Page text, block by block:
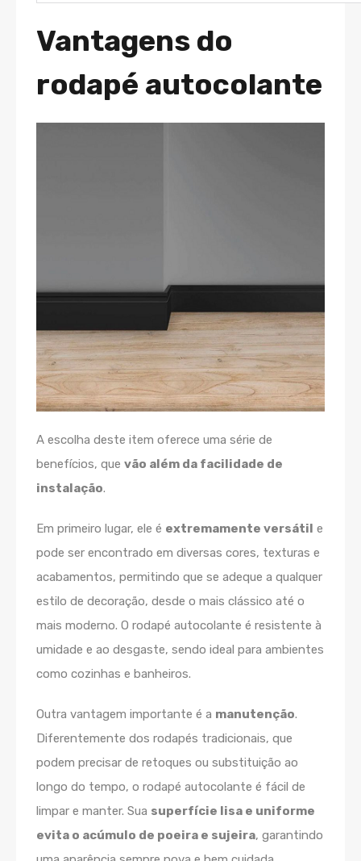
Vantagens do
rodapé autocolante
A escolha deste item oferece uma série de
benefícios, que vão além da facilidade de
instalação.
Em primeiro lugar, ele é extremamente versátil e
pode ser encontrado em diversas cores, texturas e
acabamentos, permitindo que se adeque a qualquer
estilo de decoração, desde o mais clássico até o
mais moderno. O rodapé autocolante é resistente à
umidade e ao desgaste, sendo ideal para ambientes
como cozinhas e banheiros.
Outra vantagem importante é a manutenção.
Diferentemente dos rodapés tradicionais, que
podem precisar de retoques ou substituição ao
longo do tempo, o rodapé autocolante é fácil de
limpar e manter. Sua superfície lisa e uniforme
evita o acúmulo de poeira e sujeira, garantindo